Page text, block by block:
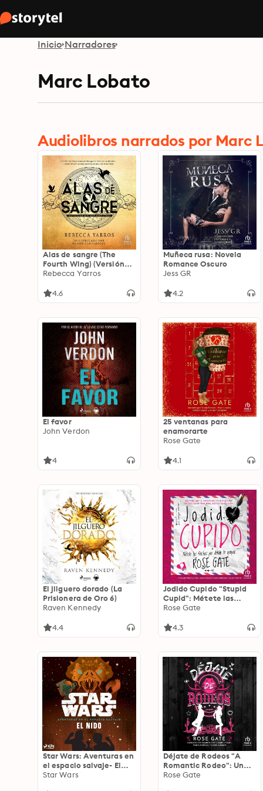
Inicio Narradores
Marc Lobato
Audiolibros narrados por Marc
Alas de sangre (The
Fourth Wing) (Versión
dramatizada): Parte 1
Rebecca Yarros
4.6
Muñeca rusa: Novela
Romance Oscuro
Jess GR
4.2
El favor
John Verdon
4
25 ventanas para
enamorarte
Rose Gate
4.1
El jilguero dorado (La
Prisionera de Oro 6)
Raven Kennedy
4.4
Jodido Cupido "Stupid
Cupid": Métete las
flechas por donde te
Rose Gate
4.3
Star Wars: Aventuras en
el espacio salvaje- El
nido
Star Wars
Déjate de Rodeos "A
Romantic Rodeo": Una
comedia romántica
Rose Gate